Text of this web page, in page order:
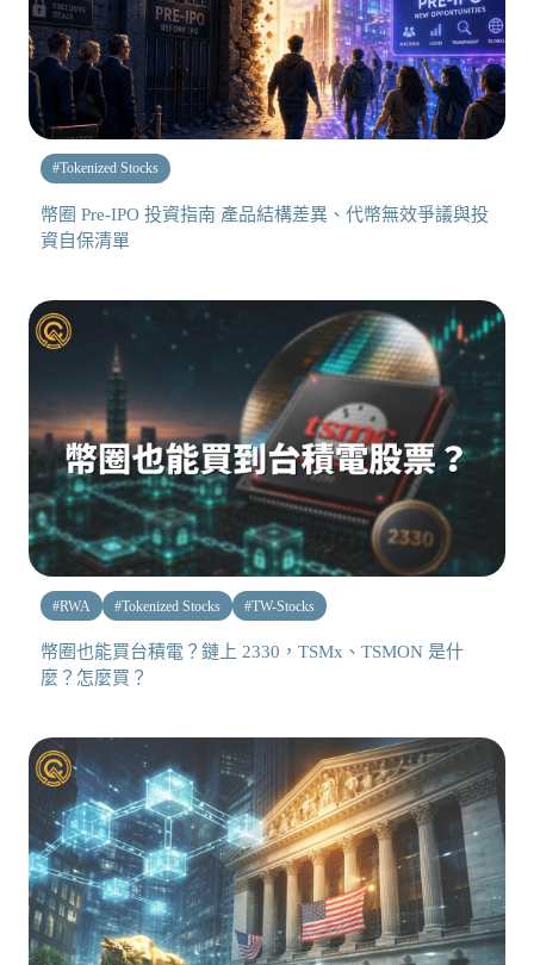
#Tokenized Stocks
幣圈 Pre-IPO 投資指南 產品結構差異、代幣無效爭議與投
資自保清單
#RWA #Tokenized Stocks #TW-Stocks
幣圈也能買台積電？鏈上 2330，TSMx、TSMON 是什
麼？怎麼買？